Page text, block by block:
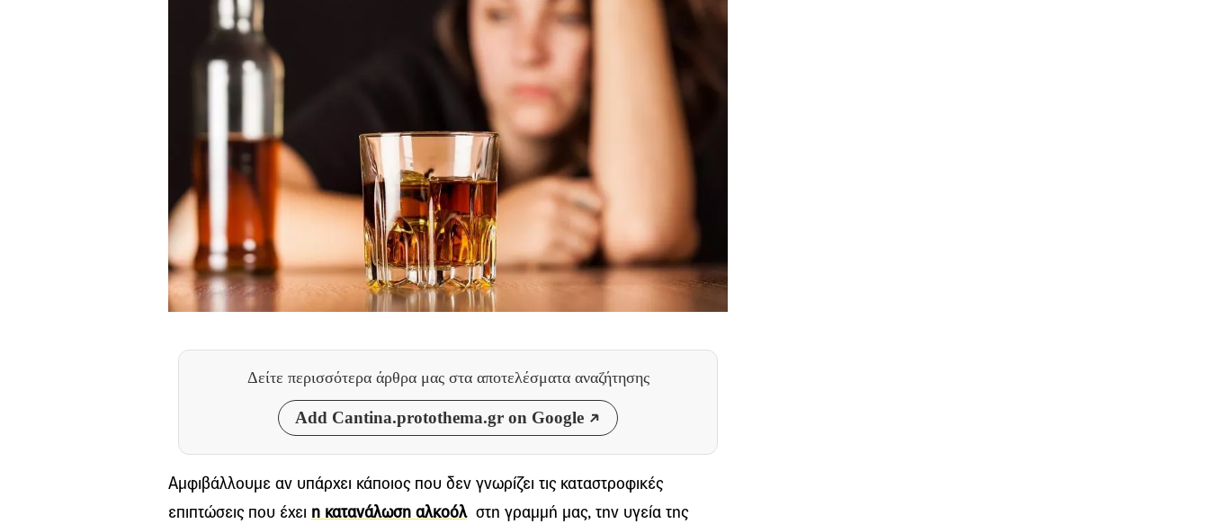
Δείτε περισσότερα άρθρα μας στα αποτελέσματα αναζήτησης
Add Cantina.protothema.gr on Google
Αμφιβάλλουμε αν υπάρχει κάποιος που δεν γνωρίζει τις καταστροφικές
επιπτώσεις που έχει η κατανάλωση αλκοόλστη γραμμή μας, την υγεία της